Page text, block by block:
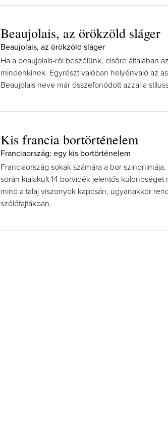
Beaujolais, az örökzöld sláger
Beaujolais, az örökzöld sláger
Ha a beaujolais-ról beszélünk, elsőre általában
mindenkinek. Egyrészt valóban helyénvaló az
Beaujolais neve már összefonódott azzal a
Kis francia bortörténelem
Franciaország: egy kis bortörténelem
Franciaország sokak számára a bor
során kialakult 14 borvidék jelentős különbséget
mind a talaj viszonyok kapcsán, ugyanakkor
szőlőfajtákban.